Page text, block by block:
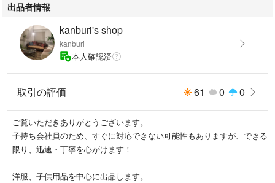
出品者情報
kanburi's shop
kanburi
本人確認済
取引の評価 61 0 0
ご覧いただきありがとうございます。
子持ち会社員のため、すぐに対応できない可能性もありますが、できる
限り、迅速・丁寧を心がけます！
洋服、子供用品を中心に出品します。